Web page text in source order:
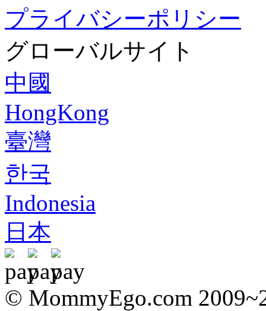
プライバシーポリシー
グローバルサイト
中國
HongKong
臺灣
한국
Indonesia
日本
© MommyEgo.com